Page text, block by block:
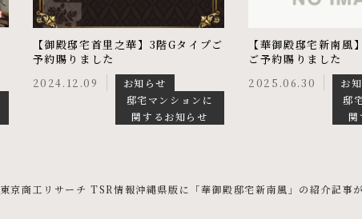
【御殿邸宅首里之華】3階Gタイプご
予約賜りました
2024.12.09
お知らせ
邸宅マンションに
関するお知らせ
【華御殿邸宅新南風
ご予約賜りました
2025.06.30
お
邸
東京商工リサーチ TSR情報沖縄県版に「華御殿邸宅新南風」の紹介記事